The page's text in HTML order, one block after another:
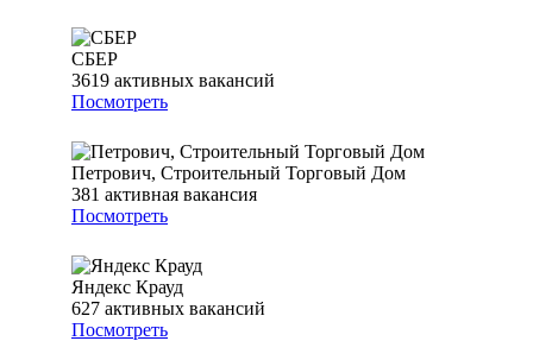
СБЕР
3619 активных вакансий
Посмотреть
Петрович, Строительный Торговый Дом
381 активная вакансия
Посмотреть
Яндекс Крауд
627 активных вакансий
Посмотреть